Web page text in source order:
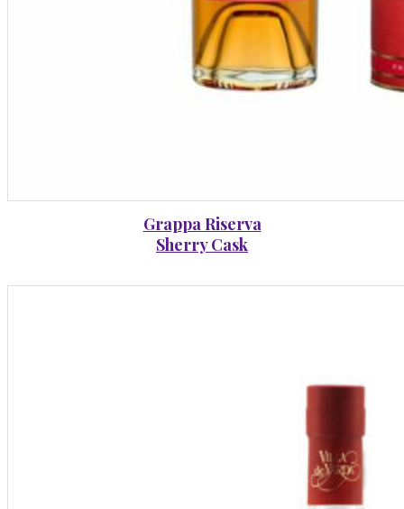
Grappa Riserva
Sherry Cask